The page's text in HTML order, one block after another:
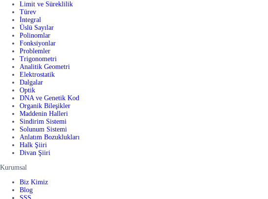
Limit ve Süreklilik
Türev
İntegral
Üslü Sayılar
Polinomlar
Fonksiyonlar
Problemler
Trigonometri
Analitik Geometri
Elektrostatik
Dalgalar
Optik
DNA ve Genetik Kod
Organik Bileşikler
Maddenin Halleri
Sindirim Sistemi
Solunum Sistemi
Anlatım Bozuklukları
Halk Şiiri
Divan Şiiri
Kurumsal
Biz Kimiz
Blog